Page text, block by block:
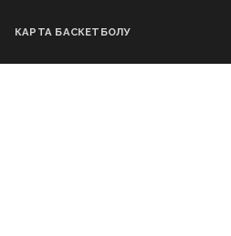
КАРТА БАСКЕТБОЛУ